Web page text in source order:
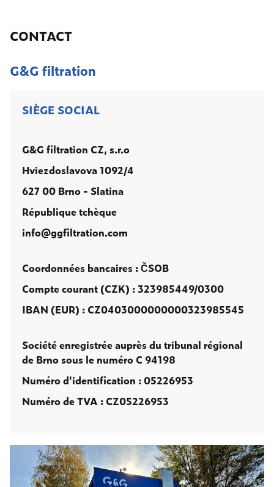
CONTACT
G&G filtration
SIÈGE SOCIAL
G&G filtration CZ, s.r.o
Hviezdoslavova 1092/4
627 00 Brno - Slatina
République tchèque
info@ggfiltration.com
Coordonnées bancaires : ČSOB
Compte courant (CZK) : 323985449/0300
IBAN (EUR) : CZ0403000000000323985545
Société enregistrée auprès du tribunal régional
de Brno sous le numéro C 94198
Numéro d'identification : 05226953
Numéro de TVA : CZ05226953